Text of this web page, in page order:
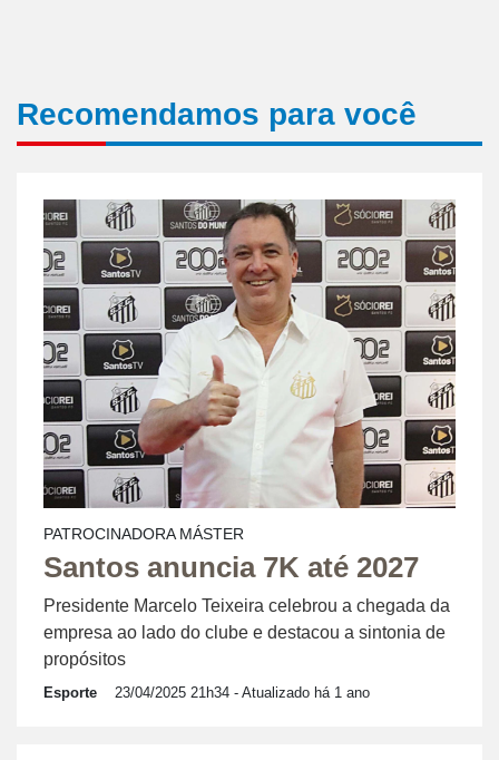
Recomendamos para você
PATROCINADORA MÁSTER
Santos anuncia 7K até 2027
Presidente Marcelo Teixeira celebrou a chegada da
empresa ao lado do clube e destacou a sintonia de
propósitos
Esporte 23/04/2025 21h34 - Atualizado há 1 ano